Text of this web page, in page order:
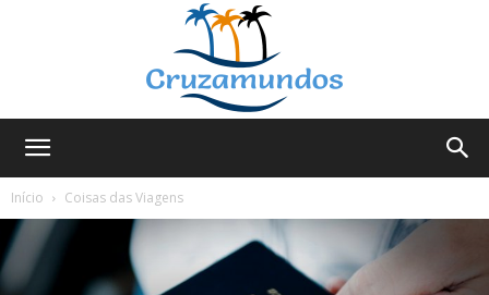
Início
Coisas das Viagens